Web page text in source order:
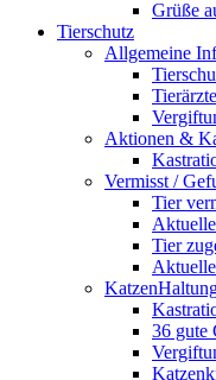
Grüße
Tierschutz
Allgemeine
Aktionen &
Vermisst /
Tier
Tier
Katzen
36